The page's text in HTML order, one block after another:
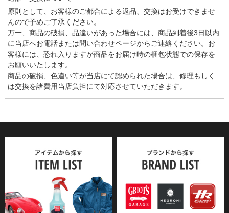
原則として、お客様のご都合による返品、交換はお受けできませ
んので予めご了承ください。
万一、商品の破損、品違いがあった場合には、商品到着後3日以内
に当店へお電話または問い合わせページからご連絡ください。お
客様には、恐れ入りますが商品をお届け時の梱包状態での保存を
お願いいたします。
商品の破損、色違い等が当店にて認められた場合は、修理もしく
は交換を諸費用当店負担にて対応させていただきます。